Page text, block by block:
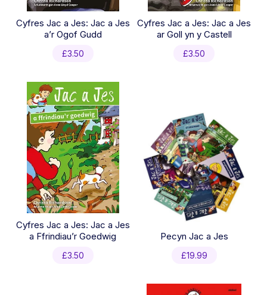
Cyfres Jac a Jes: Jac a Jes
a’r Ogof Gudd
£3.50
Cyfres Jac a Jes: Jac a Jes
ar Goll yn y Castell
£3.50
Cyfres Jac a Jes: Jac a Jes
a Ffrindiau’r Goedwig
£3.50
Pecyn Jac a Jes
£19.99